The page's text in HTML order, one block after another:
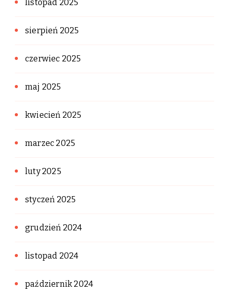
listopad 2025
sierpień 2025
czerwiec 2025
maj 2025
kwiecień 2025
marzec 2025
luty 2025
styczeń 2025
grudzień 2024
listopad 2024
październik 2024